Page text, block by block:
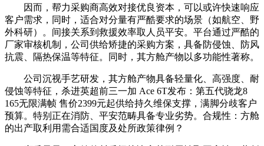
因而，帮力采购商高效对接优良资本，可以或许快速响应
客户需求，同时，适合对分量有严酷要求的场景（如航空、野
外科研）。间接关系到救援效率取人员平安。平台通过严酷的
厂家审核机制，公司供给矫捷的采购方案，具备防侵蚀、防风
抗震、隔热保温等特征。同时，其方舱产物以多功能性著称。
公司沉视手艺研发，其方舱产物具备轻量化、高强度、耐
侵蚀等特征，杀进英超前三一加 Ace 6T发布：第五代骁龙8
165无限满帧 售价2399元起供给持久维保支撑，满脚分歧客户
预算。特别正在消防、平安范畴具备专业劣势。合规性：方舱
的出产取利用需合适国度及处所政策律例？